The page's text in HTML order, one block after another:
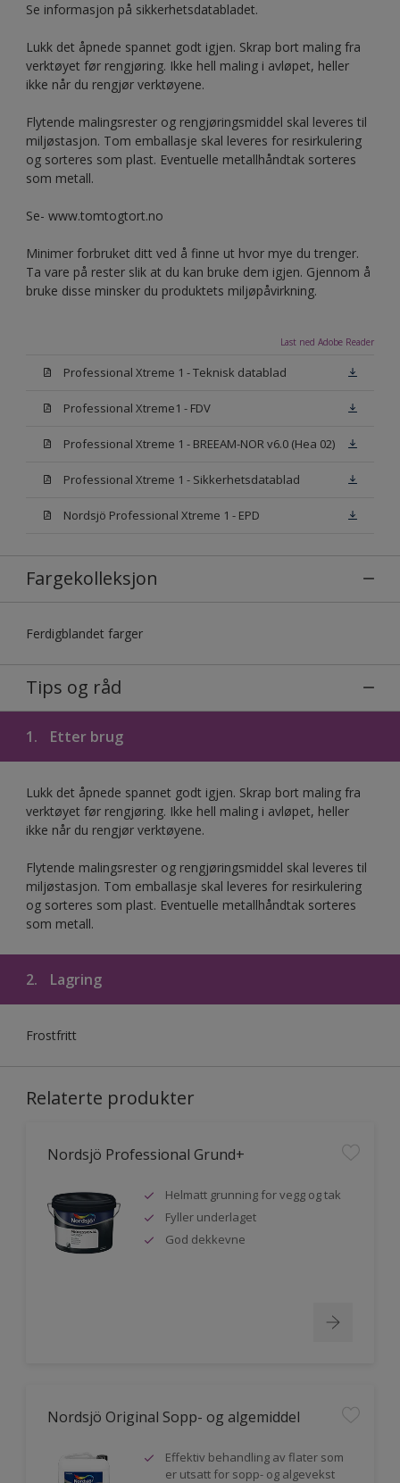
Se informasjon på sikkerhetsdatabladet.
Lukk det åpnede spannet godt igjen. Skrap bort maling fra
verktøyet før rengjøring. Ikke hell maling i avløpet, heller
ikke når du rengjør verktøyene.
Flytende malingsrester og rengjøringsmiddel skal leveres til
miljøstasjon. Tom emballasje skal leveres for resirkulering
og sorteres som plast. Eventuelle metallhåndtak sorteres
som metall.
Se- www.tomtogtort.no
Minimer forbruket ditt ved å finne ut hvor mye du trenger.
Ta vare på rester slik at du kan bruke dem igjen. Gjennom å
bruke disse minsker du produktets miljøpåvirkning.
Last ned Adobe Reader
Professional Xtreme 1 - Teknisk datablad
Professional Xtreme1 - FDV
Professional Xtreme 1 - BREEAM-NOR v6.0 (Hea 02)
Professional Xtreme 1 - Sikkerhetsdatablad
Nordsjö Professional Xtreme 1 - EPD
Fargekolleksjon
Ferdigblandet farger
Tips og råd
1. Etter brug
Lukk det åpnede spannet godt igjen. Skrap bort maling fra
verktøyet før rengjøring. Ikke hell maling i avløpet, heller
ikke når du rengjør verktøyene.
Flytende malingsrester og rengjøringsmiddel skal leveres til
miljøstasjon. Tom emballasje skal leveres for resirkulering
og sorteres som plast. Eventuelle metallhåndtak sorteres
som metall.
2. Lagring
Frostfritt
Relaterte produkter
Nordsjö Professional Grund+
Helmatt grunning for vegg og tak
Fyller underlaget
God dekkevne
Nordsjö Original Sopp- og algemiddel
Effektiv behandling av flater som
er utsatt for sopp- og algevekst